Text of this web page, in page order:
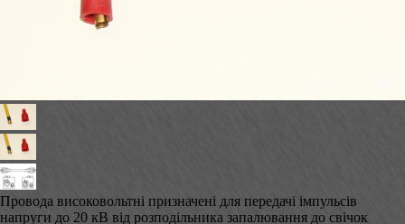
Провода високовольтні призначені для передачі імпульсів
напруги до 20 кВ від розподільника запалювання до свічок